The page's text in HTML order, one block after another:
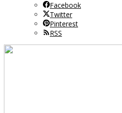
Facebook
Twitter
Pinterest
RSS